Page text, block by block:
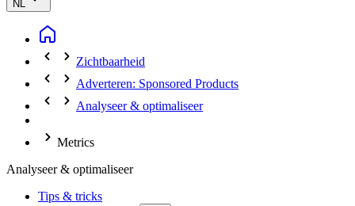
NL
Zichtbaarheid
Adverteren: Sponsored Products
Analyseer & optimaliseer
Metrics
Analyseer & optimaliseer
Tips & tricks